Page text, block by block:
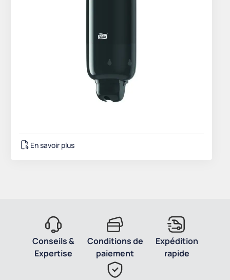
En savoir plus
Conseils &
Expertise
Conditions de
paiement
Expédition
rapide